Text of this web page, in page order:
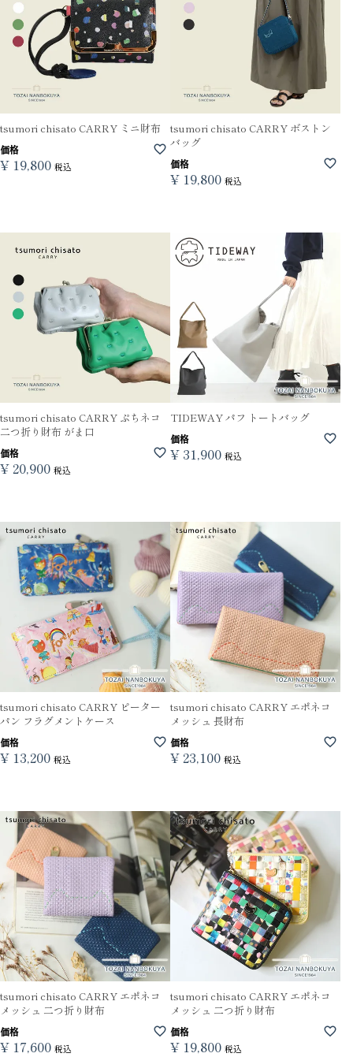
tsumori chisato CARRY ミニ財布
価格
¥ 19,800 税込
tsumori chisato CARRY ボストン
バッグ
価格
¥ 19,800 税込
tsumori chisato CARRY ぷちネコ
二つ折り財布 がま口
価格
¥20,900 税込
TIDEWAY パフ トートバッグ
価格
¥ 31,900 税込
tsumori chisato CARRY ピーター
パン フラグメントケース
価格
¥ 13,200 税込
tsumori chisato CARRY エポネコ
メッシュ 長財布
価格
¥23,100 税込
tsumori chisato CARRY エポネコ
メッシュ 二つ折り財布
価格
¥ 17,600 税込
tsumori chisato CARRY エポネコ
メッシュ 二つ折り財布
価格
¥ 19,800 税込